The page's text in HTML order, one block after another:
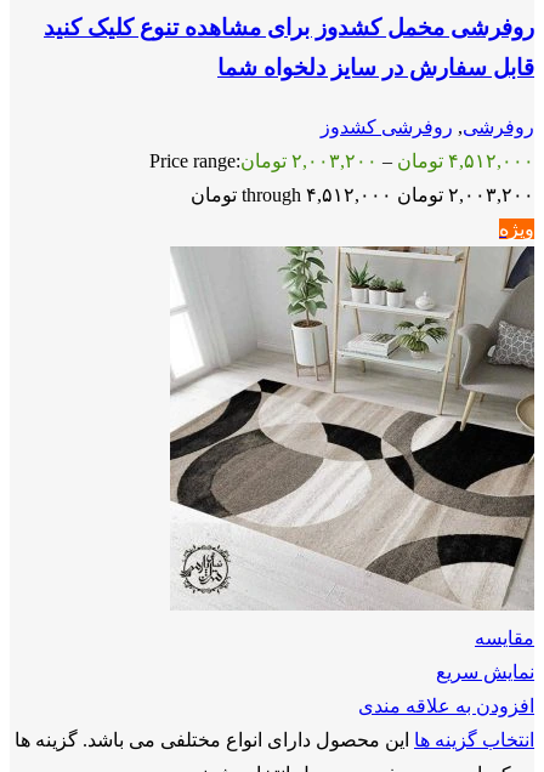
روفرشی مخمل کشدوز برای مشاهده تنوع کلیک کنید
قابل سفارش در سایز دلخواه شما
روفرشی, روفرشی کشدوز
۴,۵۱۲,۰۰۰ تومان – ۲,۰۰۳,۲۰۰ تومانPrice range:
۲,۰۰۳,۲۰۰ تومان through ۴,۵۱۲,۰۰۰ تومان
ویژه
مقايسه
نمایش سریع
افزودن به علاقه مندی
انتخاب گزینه ها این محصول دارای انواع مختلفی می باشد. گزینه ها